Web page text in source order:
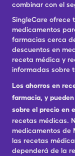
combinar con el
SingleCare ofrece
medicamentos
farmacias cerca
descuentos en
receta médica y
informadas sobre
Los ahorros en
farmacia, y
sobre el precio en
recetas médicas.
medicamentos de
las recetas
dependerá de la